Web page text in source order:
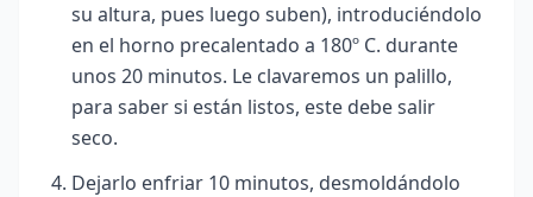
su altura, pues luego suben), introduciéndolo
en el horno precalentado a 180º C. durante
unos 20 minutos. Le clavaremos un palillo,
para saber si están listos, este debe salir
seco.
Dejarlo enfriar 10 minutos, desmoldándolo